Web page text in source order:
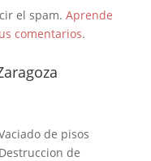
el spam. Aprende
comentarios.
de pisos
Destruccion de